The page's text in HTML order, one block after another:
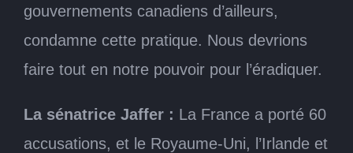
gouvernements canadiens d’ailleurs,
condamne cette pratique. Nous devrions
faire tout en notre pouvoir pour l’éradiquer.
La sénatrice Jaffer : La France a porté 60
accusations, et le Royaume-Uni, l’Irlande et